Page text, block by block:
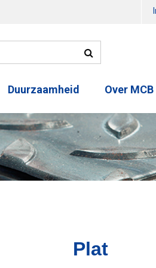
Duurzaamheid Over MCB
Plat